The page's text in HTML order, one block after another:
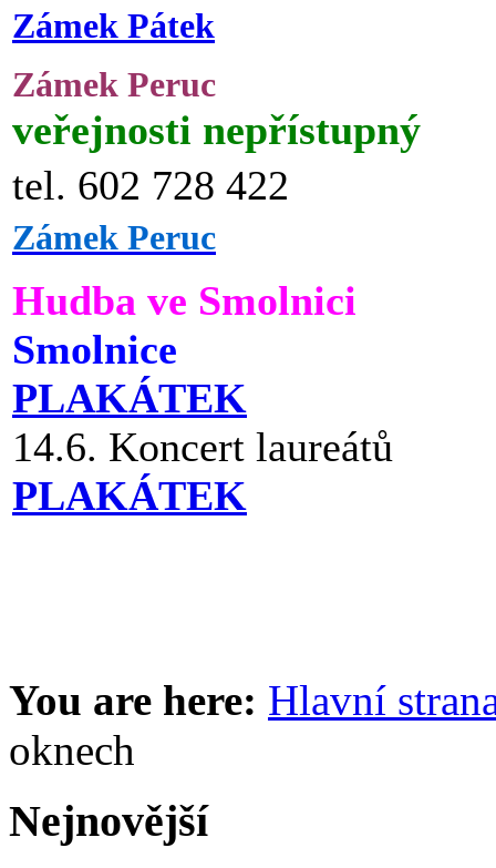
Zámek Pátek
Zámek Peruc
veřejnosti nepřístupný
tel. 602 728 422
Zámek Peruc
Hudba ve Smolnici
Smolnice
PLAKÁTEK
14.6. Koncert laureátů
PLAKÁTEK
You are here: Hlavní
oknech
Nejnovější